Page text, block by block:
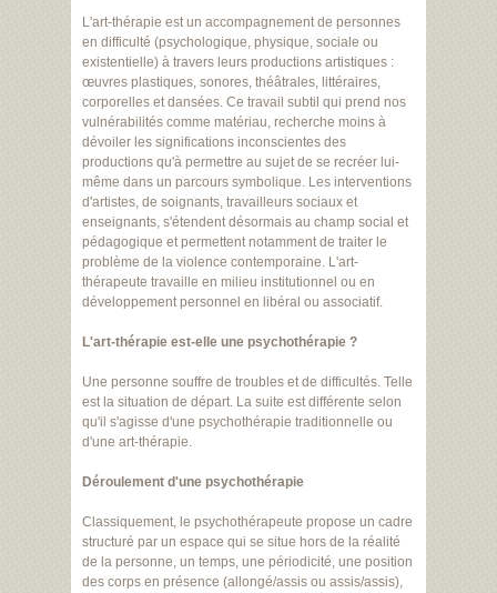
L'art-thérapie est un accompagnement de personnes
en difficulté (psychologique, physique, sociale ou
existentielle) à travers leurs productions artistiques :
œuvres plastiques, sonores, théâtrales, littéraires,
corporelles et dansées. Ce travail subtil qui prend nos
vulnérabilités comme matériau, recherche moins à
dévoiler les significations inconscientes des
productions qu'à permettre au sujet de se recréer lui-
même dans un parcours symbolique. Les interventions
d'artistes, de soignants, travailleurs sociaux et
enseignants, s'étendent désormais au champ social et
pédagogique et permettent notamment de traiter le
problème de la violence contemporaine. L'art-
thérapeute travaille en milieu institutionnel ou en
développement personnel en libéral ou associatif.
L'art-thérapie est-elle une psychothérapie ?
Une personne souffre de troubles et de difficultés. Telle
est la situation de départ. La suite est différente selon
qu'il s'agisse d'une psychothérapie traditionnelle ou
d'une art-thérapie.
Déroulement d'une psychothérapie
Classiquement, le psychothérapeute propose un cadre
structuré par un espace qui se situe hors de la réalité
de la personne, un temps, une périodicité, une position
des corps en présence (allongé/assis ou assis/assis),